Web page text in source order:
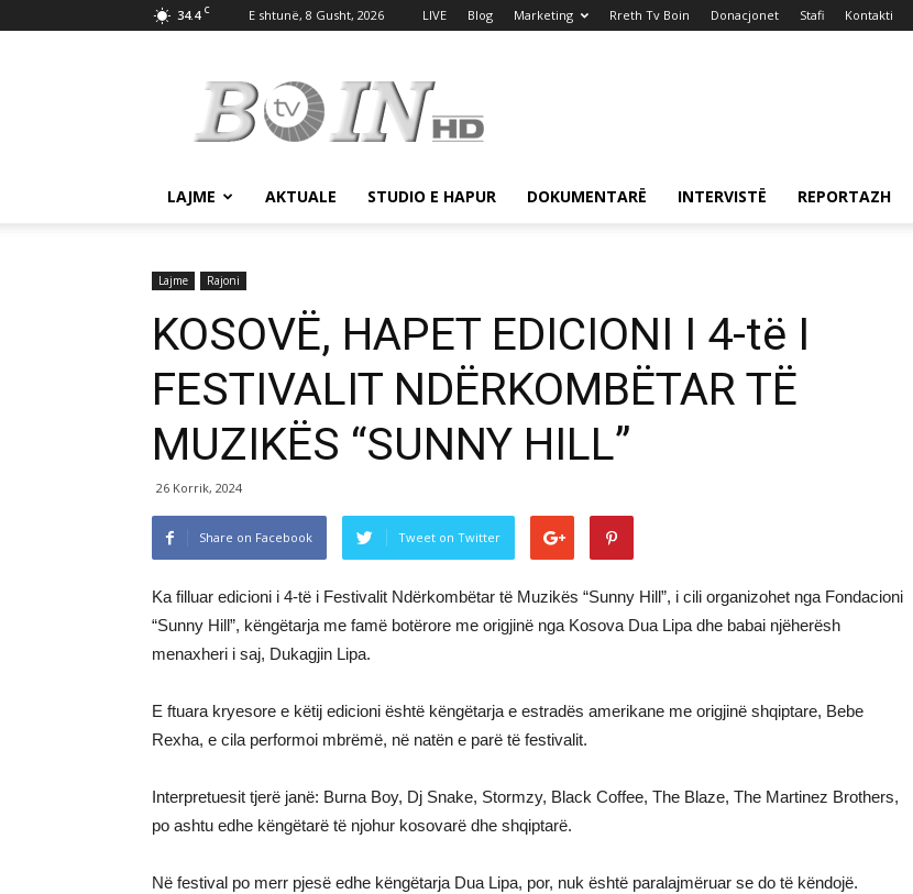
34.4 C E shtunë, 8 Gusht, 2026 LIVE Blog Marketing Rreth Tv Boin Donacjonet Stafi Kontakti
Boin
LAJME AKTUALE STUDIO E HAPUR DOKUMENTARË INTERVISTË REPORTAZH
Lajme Rajoni
KOSOVË, HAPET EDICIONI I 4-të I
FESTIVALIT NDËRKOMBËTAR TË
MUZIKËS “SUNNY HILL”
26 Korrik, 2024
Share on Facebook Tweet on Twitter
Ka filluar edicioni i 4-të i Festivalit Ndërkombëtar të Muzikës “Sunny Hill”, i cili organizohet nga Fondacioni
“Sunny Hill”, këngëtarja me famë botërore me origjinë nga Kosova Dua Lipa dhe babai njëherësh
menaxheri i saj, Dukagjin Lipa.
E ftuara kryesore e këtij edicioni është këngëtarja e estradës amerikane me origjinë shqiptare, Bebe
Rexha, e cila performoi mbrëmë, në natën e parë të festivalit.
Interpretuesit tjerë janë: Burna Boy, Dj Snake, Stormzy, Black Coffee, The Blaze, The Martinez Brothers,
po ashtu edhe këngëtarë të njohur kosovarë dhe shqiptarë.
Në festival po merr pjesë edhe këngëtarja Dua Lipa, por, nuk është paralajmëruar se do të këndojë.